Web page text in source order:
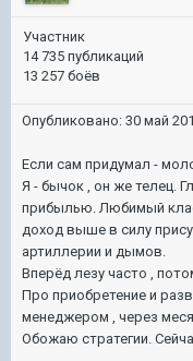
Участник
14 735 публикаций
13 257 боёв
Опубликовано: 30 май
Если сам придумал -
Я - бычок , он же телец.
прибылью. Любимый
доход выше в силу
артиллерии и дымов.
Вперёд лезу часто ,
Про приобретение и
менеджером , через
Обожаю стратегии.